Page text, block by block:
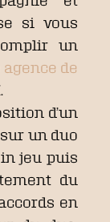
si vous
un
agence de
d’un
un duo
jeu puis
du
en